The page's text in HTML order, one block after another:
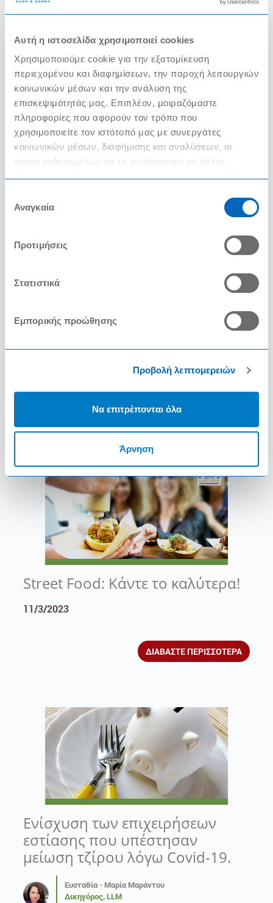
Αυτή η ιστοσελίδα χρησιμοποιεί cookies
Χρησιμοποιούμε cookie για την εξατομίκευση
περιεχομένου και διαφημίσεων, την παροχή λειτουργιών
κοινωνικών μέσων και την ανάλυση της
επισκεψιμότητάς μας. Επιπλέον, μοιραζόμαστε
πληροφορίες που αφορούν τον τρόπο που
χρησιμοποιείτε τον ιστότοπό μας με συνεργάτες
κοινωνικών μέσων, διαφήμισης και αναλύσεων, οι
οποίοι ενδεχομένως να τις συνδυάσουν με άλλες
των υπηρεσιών τους.
συγκατάθεσης
Αναγκαία
Προτιμήσεις
Στατιστικά
Εμπορικής προώθησης
Προβολή λεπτομερειών
Να επιτρέπονται όλα
Άρνηση
γρήγορο φαγητό;
Executive Chef
10/9/2023
ΔΙΑΒΑΣΤΕ ΠΕΡΙΣΣΟΤΕΡΑ
Ποια είναι τα βήματα που
πρέπει να ακολουθήσεις για μια
σωστή παρακολούθηση του
ΔΙΑΒΑΣΤΕ ΠΕΡΙΣΣΟΤΕΡΑ
Street Food: Κάντε το καλύτερα!
11/3/2023
ΔΙΑΒΑΣΤΕ ΠΕΡΙΣΣΟΤΕΡΑ
Ενίσχυση των επιχειρήσεων
εστίασης που υπέστησαν
μείωση τζίρου λόγω Covid-19.
Ευσταθία - Μαρία Μαράντου
Δικηγόρος, LLM